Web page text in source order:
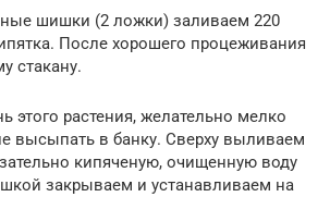
шишки (2 ложки) заливаем 220
После хорошего процеживания
стакану.
этого растения, желательно мелко
высыпать в банку. Сверху выливаем
кипяченую, очищенную воду
закрываем и устанавливаем на